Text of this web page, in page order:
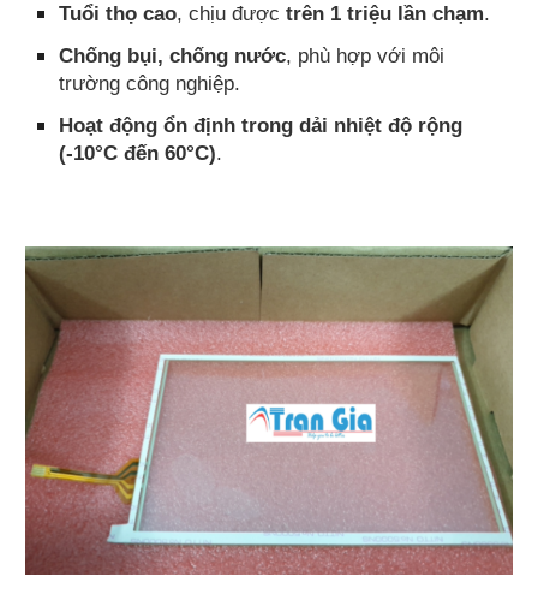
Tuổi thọ cao, chịu đượctrên 1 triệu lần chạm.
Chống bụi, chống nước, phù hợp với môi
trường công nghiệp.
Hoạt động ổn định trong dải nhiệt độ rộng
(-10°C đến 60°C).